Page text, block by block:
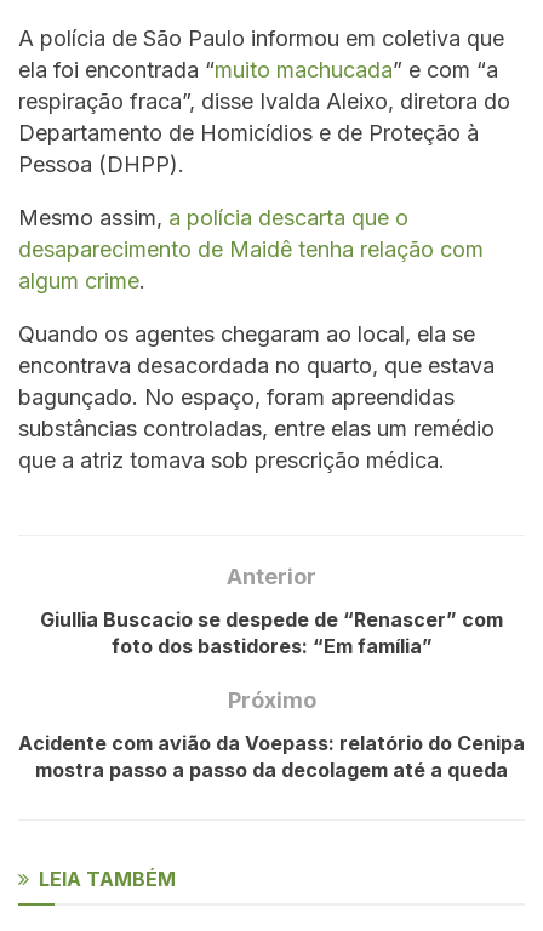
A polícia de São Paulo informou em coletiva que
ela foi encontrada “muito machucada” e com “a
respiração fraca”, disse Ivalda Aleixo, diretora do
Departamento de Homicídios e de Proteção à
Pessoa (DHPP).
Mesmo assim, a polícia descarta que o
desaparecimento de Maidê tenha relação com
algum crime.
Quando os agentes chegaram ao local, ela se
encontrava desacordada no quarto, que estava
bagunçado. No espaço, foram apreendidas
substâncias controladas, entre elas um remédio
que a atriz tomava sob prescrição médica.
Anterior
Giullia Buscacio se despede de “Renascer” com
foto dos bastidores: “Em família”
Próximo
Acidente com avião da Voepass: relatório do Cenipa
mostra passo a passo da decolagem até a queda
LEIA TAMBÉM